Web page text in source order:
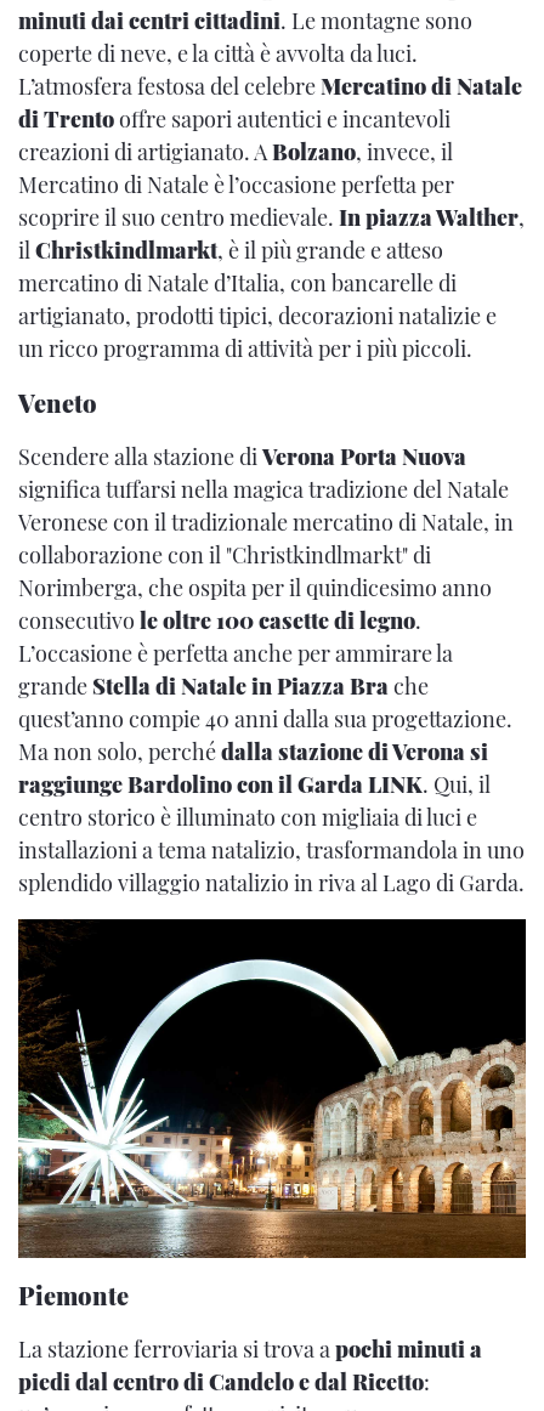
minuti dai centri cittadini. Le montagne sono
coperte di neve, e la città è avvolta da luci.
L’atmosfera festosa del celebreMercatino di Natale
di Trentooffre sapori autentici e incantevoli
creazioni di artigianato. ABolzano, invece, il
Mercatino di Natale è l’occasione perfetta per
scoprire il suo centro medievale. In piazza Walther,
ilChristkindlmarkt, è il più grande e atteso
mercatino di Natale d’Italia, con bancarelle di
artigianato, prodotti tipici, decorazioni natalizie e
un ricco programma di attività per i più piccoli.
Veneto
Scendere alla stazione diVerona Porta Nuova
significa tuffarsi nella magica tradizione del Natale
Veronese con il tradizionale mercatino di Natale, in
collaborazione con il "Christkindlmarkt" di
Norimberga, che ospita per il quindicesimo anno
consecutivo le oltre 100 casette di legno.
L’occasione è perfetta anche per ammirare la
grande Stella di Natale in Piazza Brache
quest’anno compie 40 anni dalla sua progettazione.
Ma non solo, perchédalla stazione di Verona si
raggiunge Bardolino con il Garda LINK. Qui, il
centro storico è illuminato con migliaia di luci e
installazioni a tema natalizio, trasformandola in uno
splendido villaggio natalizio in riva al Lago di Garda.
Piemonte
La stazione ferroviaria si trova a pochi minuti a
piedi dal centro di Candelo e dal Ricetto: